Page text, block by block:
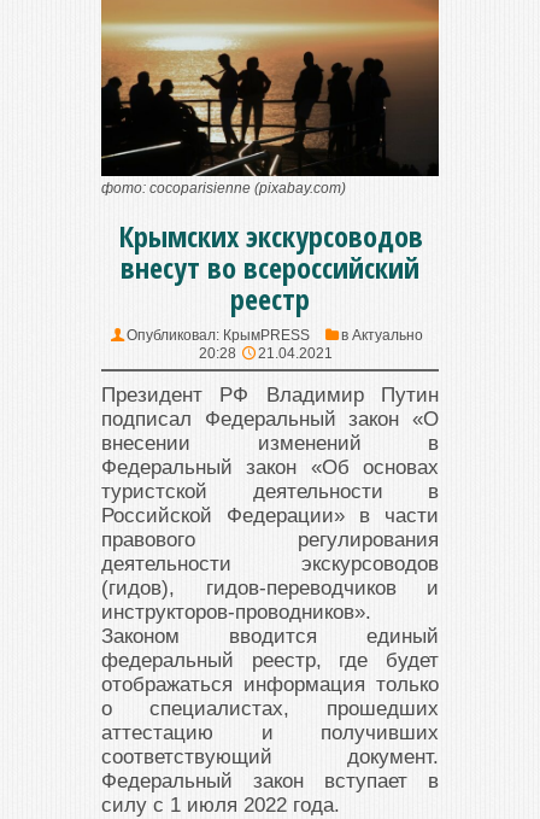
фото: cocoparisienne (pixabay.com)
Крымских экскурсоводов
внесут во всероссийский
реестр
Опубликовал: КрымPRESS в Актуально
20:28
21.04.2021
Президент РФ Владимир Путин
подписал Федеральный закон «О
внесении изменений в
Федеральный закон «Об основах
туристской деятельности в
Российской Федерации» в части
правового регулирования
деятельности экскурсоводов
(гидов), гидов-переводчиков и
инструкторов-проводников».
Законом вводится единый
федеральный реестр, где будет
отображаться информация только
о специалистах, прошедших
аттестацию и получивших
соответствующий документ.
Федеральный закон вступает в
силу с 1 июля 2022 года.